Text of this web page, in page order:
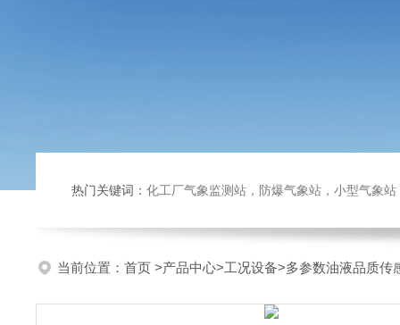
热门关键词： 化工厂气象监测站，防爆气象站，小型气象站，化
当前位置： 首页 >产品中心>工况设备>多参数油液品质传